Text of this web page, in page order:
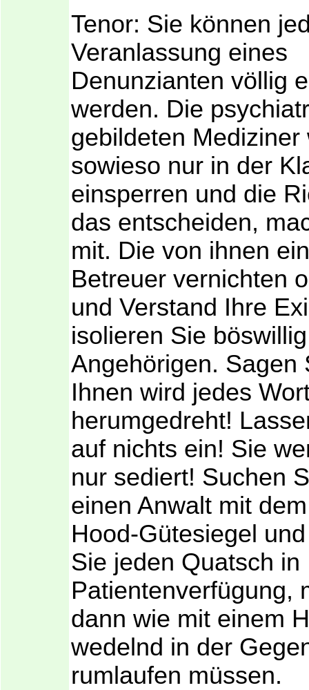
Tenor: Sie können
Veranlassung eines
Denunzianten völlig
werden. Die
gebildeten Mediziner
sowieso nur in der
einsperren und die
das entscheiden,
mit. Die von ihnen
Betreuer vernichten
und Verstand Ihre
isolieren Sie
Angehörigen. Sagen
Ihnen wird jedes
herumgedreht!
auf nichts ein! Sie
nur sediert! Suchen
einen Anwalt mit
Hood-Gütesiegel
Sie jeden Quatsch in
Patientenverfügung,
dann wie mit einem
wedelnd in der
rumlaufen müssen.